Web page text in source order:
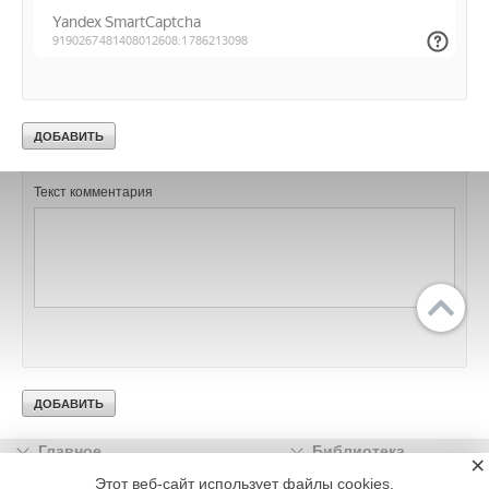
Ваше имя *
Текст комментария
Главное
Библиотека
Подписка
Реклама
Этот веб-сайт использует файлы cookies.
×